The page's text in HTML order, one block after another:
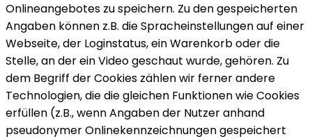
Onlineangebotes zu speichern. Zu den gespeicherten
Angaben können z.B. die Spracheinstellungen auf einer
Webseite, der Loginstatus, ein Warenkorb oder die
Stelle, an der ein Video geschaut wurde, gehören. Zu
dem Begriff der Cookies zählen wir ferner andere
Technologien, die die gleichen Funktionen wie Cookies
erfüllen (z.B., wenn Angaben der Nutzer anhand
pseudonymer Onlinekennzeichnungen gespeichert